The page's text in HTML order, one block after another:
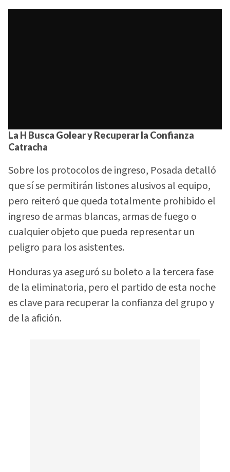
La H Busca Golear y Recuperar la Confianza
Catracha
Sobre los protocolos de ingreso, Posada detalló
que sí se permitirán listones alusivos al equipo,
pero reiteró que queda totalmente prohibido el
ingreso de armas blancas, armas de fuego o
cualquier objeto que pueda representar un
peligro para los asistentes.
Honduras ya aseguró su boleto a la tercera fase
de la eliminatoria, pero el partido de esta noche
es clave para recuperar la confianza del grupo y
de la afición.